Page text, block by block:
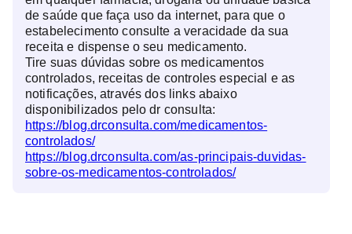
de saúde que faça uso da internet, para que o
estabelecimento consulte a veracidade da sua
receita e dispense o seu medicamento.
Tire suas dúvidas sobre os medicamentos
controlados, receitas de controles especial e as
notificações, através dos links abaixo
disponibilizados pelo dr consulta:
https://blog.drconsulta.com/medicamentos-
controlados/
https://blog.drconsulta.com/as-principais-duvidas-
sobre-os-medicamentos-controlados/